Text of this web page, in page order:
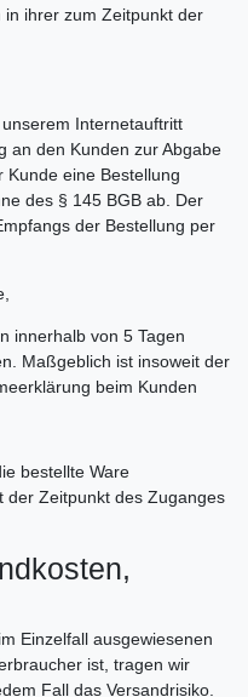
ihrer zum Zeitpunkt der
Internetauftritt
an den Kunden zur Abgabe
Kunde eine Bestellung
des § 145 BGB ab. Der
der Bestellung per
innerhalb von 5 Tagen
Maßgeblich ist insoweit der
beim Kunden
bestellte Ware
der Zeitpunkt des Zuganges
Einzelfall ausgewiesenen
ist, tragen wir
Fall das Versandrisiko.